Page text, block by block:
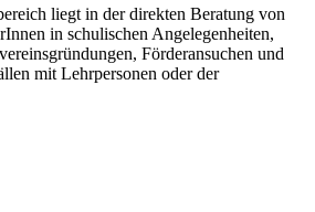
liegt in der direkten Beratung von
in schulischen Angelegenheiten,
Förderansuchen und
mit Lehrpersonen oder der